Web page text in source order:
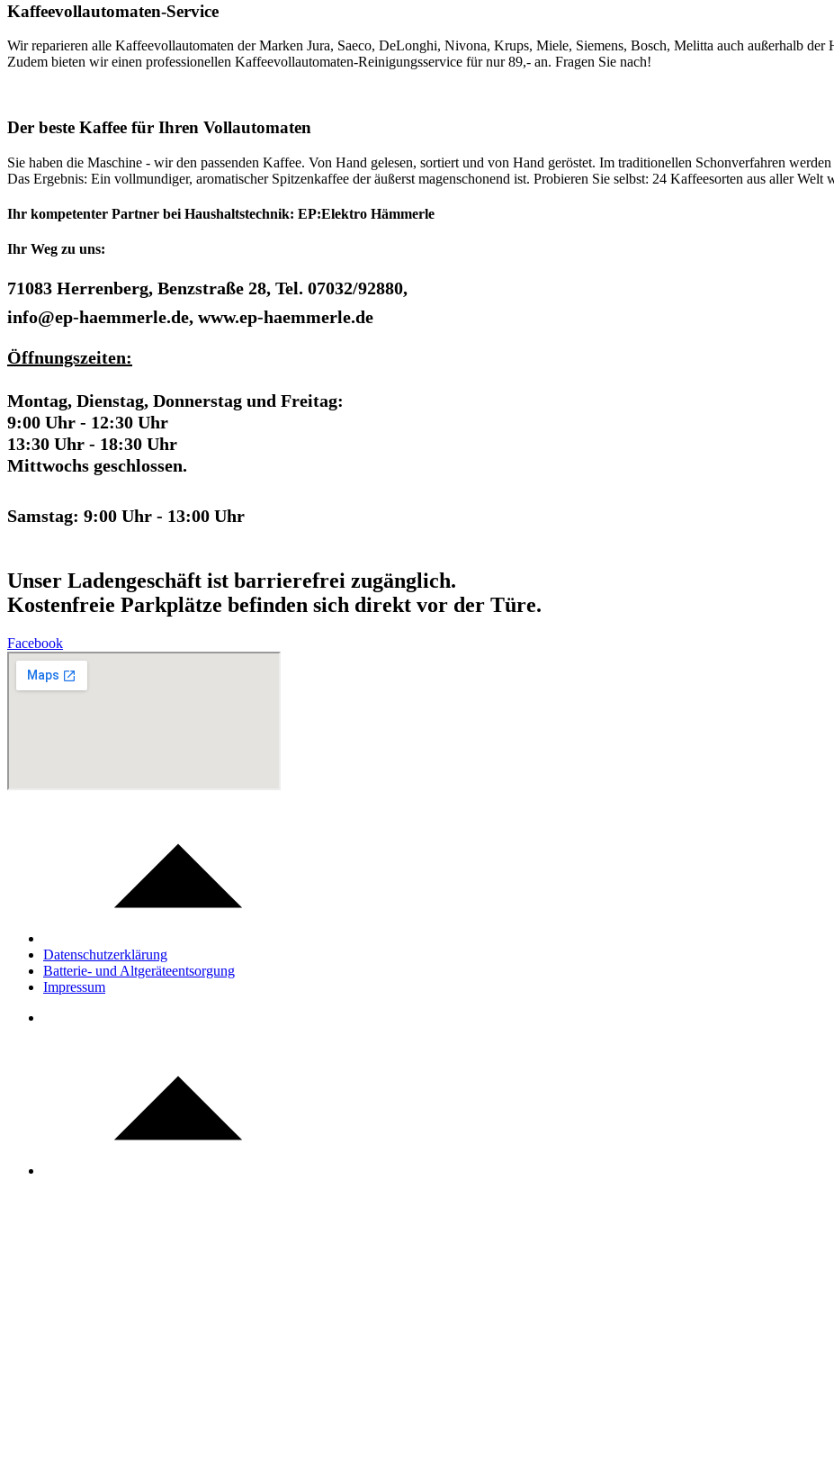
Kaffeevollautomaten-Service
Wir reparieren alle Kaffeevollautomaten der Marken Jura, Saeco, DeLonghi, Nivona, Krups, Miele, Siemens, Bosch, Melitta auch außerhalb der
Zudem bieten wir einen professionellen Kaffeevollautomaten-Reinigungsservice für nur 89,- an. Fragen Sie nach!
Der beste Kaffee für Ihren Vollautomaten
Sie haben die Maschine - wir den passenden Kaffee. Von Hand gelesen, sortiert und von Hand geröstet. Im traditionellen Schonverfahren
Das Ergebnis: Ein vollmundiger, aromatischer Spitzenkaffee der äußerst magenschonend ist. Probieren Sie selbst: 24 Kaffeesorten aus aller Welt
Ihr kompetenter Partner bei Haushaltstechnik: EP:Elektro Hämmerle
Ihr Weg zu uns:
71083 Herrenberg, Benzstraße 28, Tel. 07032/92880,
info@ep-haemmerle.de, www.ep-haemmerle.de
Öffnungszeiten:
Montag, Dienstag, Donnerstag und Freitag:
9:00 Uhr - 12:30 Uhr
13:30 Uhr - 18:30 Uhr
Mittwochs geschlossen.
Samstag: 9:00 Uhr - 13:00 Uhr
Unser Ladengeschäft ist barrierefrei zugänglich.
Kostenfreie Parkplätze befinden sich direkt vor der Türe.
Facebook
Datenschutzerklärung
Batterie- und Altgeräteentsorgung
Impressum